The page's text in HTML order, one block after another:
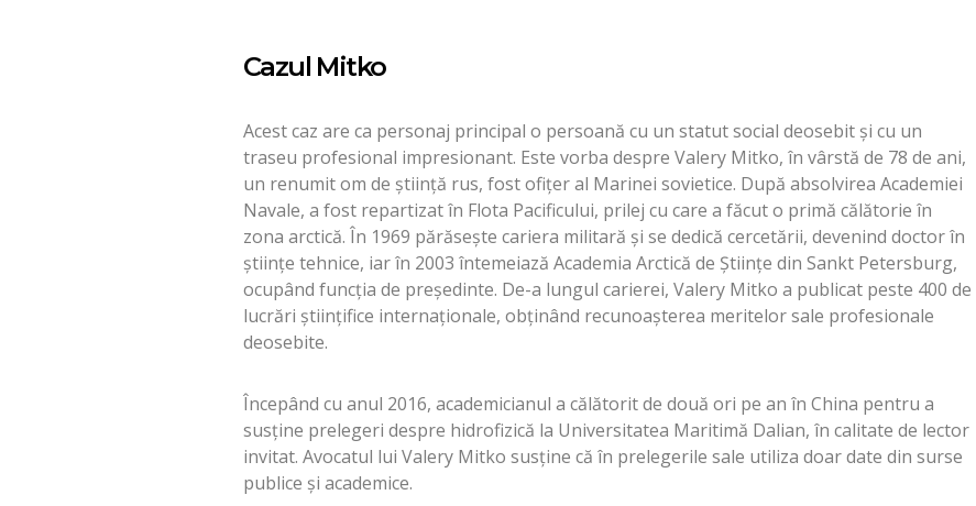
Cazul Mitko
Acest caz are ca personaj principal o persoană cu un statut social deosebit şi cu un
traseu profesional impresionant. Este vorba despre Valery Mitko, în vârstă de 78 de ani,
un renumit om de ştiinţă rus, fost ofiţer al Marinei sovietice. După absolvirea Academiei
Navale, a fost repartizat în Flota Pacificului, prilej cu care a făcut o primă călătorie în
zona arctică. În 1969 părăseşte cariera militară şi se dedică cercetării, devenind doctor în
ştiinţe tehnice, iar în 2003 întemeiază Academia Arctică de Ştiinţe din Sankt Petersburg,
ocupând funcţia de preşedinte. De-a lungul carierei, Valery Mitko a publicat peste 400 de
lucrări ştiinţifice internaţionale, obţinând recunoaşterea meritelor sale profesionale
deosebite.
Începând cu anul 2016, academicianul a călătorit de două ori pe an în China pentru a
susţine prelegeri despre hidrofizică la Universitatea Maritimă Dalian, în calitate de lector
invitat. Avocatul lui Valery Mitko susţine că în prelegerile sale utiliza doar date din surse
publice şi academice.